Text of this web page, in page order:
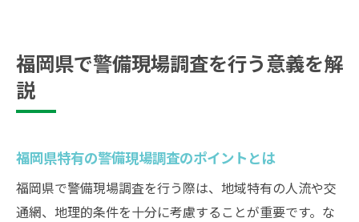
福岡県で警備現場調査を行う意義を解
説
福岡県特有の警備現場調査のポイントとは
福岡県で警備現場調査を行う際は、地域特有の人流や交
通網、地理的条件を十分に考慮することが重要です。な